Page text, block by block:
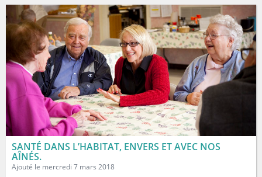
SANTÉ DANS L’HABITAT, ENVERS ET AVEC NOS
AÎNÉS.
Ajouté le mercredi 7 mars 2018